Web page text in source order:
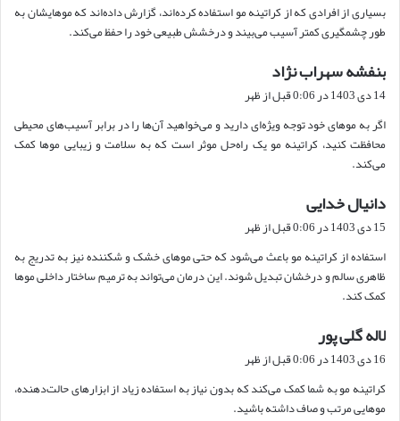
:
بسیاری از افرادی که از کراتینه مو استفاده کرده‌اند، گزارش داده‌اند که موهایشان به
طور چشمگیری کمتر آسیب می‌بیند و درخشش طبیعی خود را حفظ می‌کند.
بنفشه سهراب نژادف
ت
:
14 دی 1403 در 0:06 قبل از ظهر
اگر به موهای خود توجه ویژه‌ای دارید و می‌خواهید آن‌ها را در برابر آسیب‌های محیطی
محافظت کنید، کراتینه مو یک راه‌حل موثر است که به سلامت و زیبایی موها کمک
می‌کند.
دانیال خداییف
:
15 دی 1403 در 0:06 قبل از ظهر
استفاده از کراتینه مو باعث می‌شود که حتی موهای خشک و شکننده نیز به تدریج به
ظاهری سالم و درخشان تبدیل شوند. این درمان می‌تواند به ترمیم ساختار داخلی موها
کمک کند.
لاله گلی پورف
ت
:
16 دی 1403 در 0:06 قبل از ظهر
کراتینه مو به شما کمک می‌کند که بدون نیاز به استفاده زیاد از ابزارهای حالت‌دهنده،
موهایی مرتب و صاف داشته باشید.